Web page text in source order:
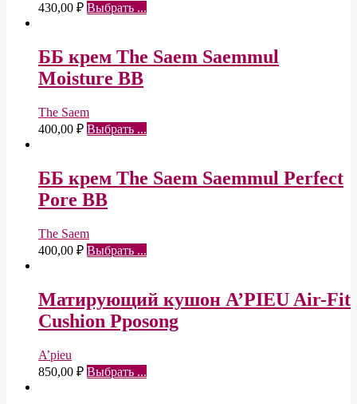
430,00 ₽ Выбрать ...
ББ крем The Saem Saemmul
Moisture BB
The Saem
400,00 ₽ Выбрать ...
ББ крем The Saem Saemmul Perfect
Pore BB
The Saem
400,00 ₽ Выбрать ...
Матирующий кушон A’PIEU Air-Fit
Cushion Pposong
A’pieu
850,00 ₽ Выбрать ...